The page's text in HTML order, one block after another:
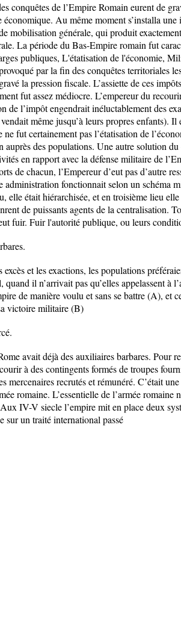
conquêtes de l’Empire Romain eurent de
économique. Au même moment s’installa
mobilisation générale, qui produit
La période du Bas-Empire romain fut
publiques, L'étatisation de l'économie,
par la fin des conquêtes territoriales
la pression fiscale. L’assiette de ces
fut assez médiocre. L’empereur du
de l’impôt engendrait inéluctablement des
même jusqu’à leurs propres enfants).
fut certainement pas l’étatisation de
auprès des populations. Une autre solution
en rapport avec la défense militaire de
de chacun, l’Empereur d’eut pas d’autre
administration fonctionnait selon un schéma
elle était hiérarchisée, et en troisième lieu
de puissants agents de la centralisation.
fuir. Fuir l'autorité publique, ou leurs
et les exactions, les populations
il n’arrivait pas qu’elles appelassent à
de manière voulu et sans se battre (A), et
victoire militaire (B)
avait déjà des auxiliaires barbares. Pour
à des contingents formés de troupes
mercenaires recrutés et rémunéré. C’était
romaine. L’essentielle de l’armée romaine
IV-V siecle l’empire mit en place deux
sur un traité international passé